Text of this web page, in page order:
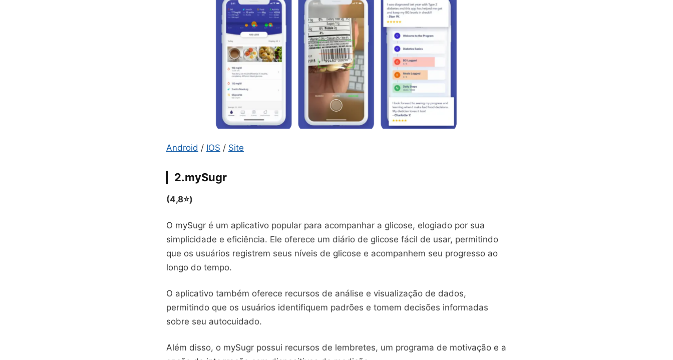
Android / IOS / Site
2.mySugr
(4,8⭐)
O mySugr é um aplicativo popular para acompanhar a glicose, elogiado por sua
simplicidade e eficiência. Ele oferece um diário de glicose fácil de usar, permitindo
que os usuários registrem seus níveis de glicose e acompanhem seu progresso ao
longo do tempo.
O aplicativo também oferece recursos de análise e visualização de dados,
permitindo que os usuários identifiquem padrões e tomem decisões informadas
sobre seu autocuidado.
Além disso, o mySugr possui recursos de lembretes, um programa de motivação e a